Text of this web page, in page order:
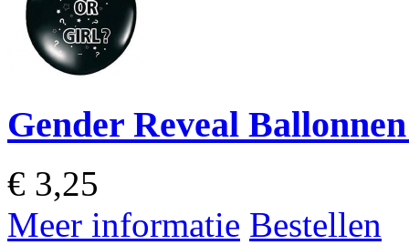
Gender Reveal
€ 3,25
Meer informatie Bestellen